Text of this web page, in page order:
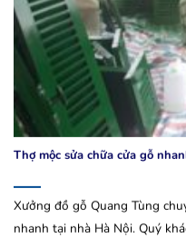
Thợ mộc sửa chữa cửa gỗ
Xưởng đồ gỗ Quang Tùng
nhanh tại nhà Hà Nội. Quý